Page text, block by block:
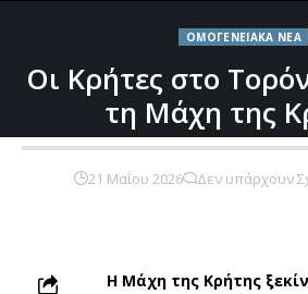
ΟΜΟΓΕΝΕΙΑΚΑ ΝΕΑ
Οι Κρήτες στο
τη Μάχη της
21 Μαΐου 2026 Δεν υπάρχουν
Η Μάχη της Κρήτης